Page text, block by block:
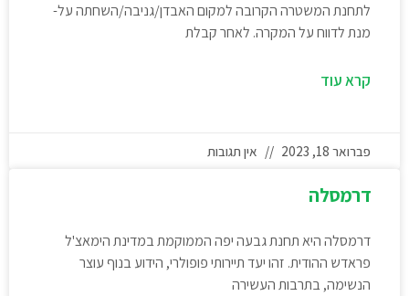
לתחנת המשטרה הקרובה למקום האבדן/גניבה/השחתה על-
מנת לדווח על המקרה. לאחר קבלת
קרא עוד
פברואר 18, 2023 אין תגובות
דרמסלה
דרמסלה היא תחנת גבעה יפה הממוקמת במדינת הימאצ'ל
פראדש ההודית. זהו יעד תיירותי פופולרי, הידוע בנוף עוצר
הנשימה, בתרבות העשירה